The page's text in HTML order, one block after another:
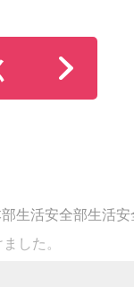
生活安全部生活
した。